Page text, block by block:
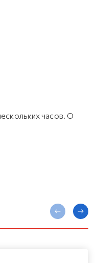
часов. О